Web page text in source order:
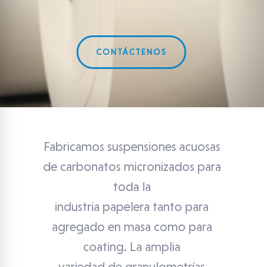
Fabricamos suspensiones acuosas
de carbonatos micronizados para
toda la
industria papelera tanto para
agregado en masa como para
coating. La amplia